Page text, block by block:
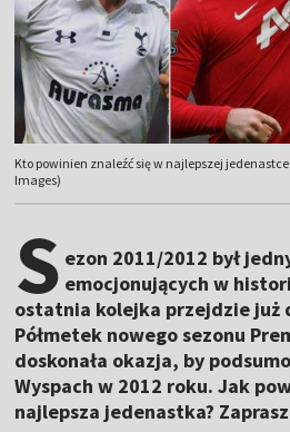
Kto powinien znaleźć się w najlepszej
Images)
S ezon 2011/2012 był
emocjonujących w
ostatnia kolejka przejdzie
Półmetek nowego sezonu
doskonała okazja, by
Wyspach w 2012 roku. Jak
najlepsza jedenastka?